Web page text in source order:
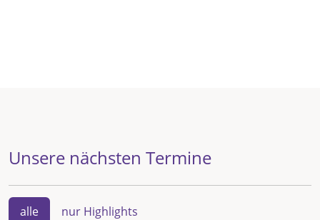
Unsere nächsten Termine
alle nur Highlights